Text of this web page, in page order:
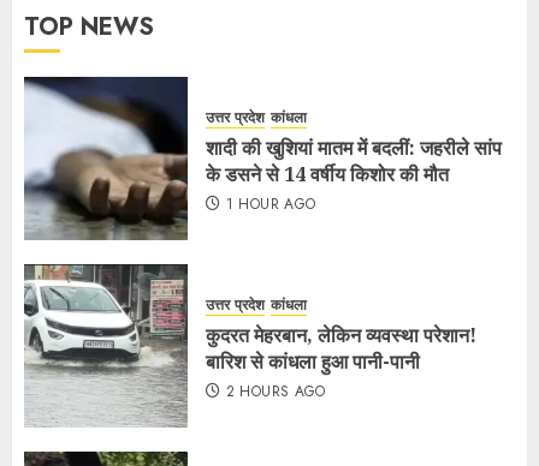
TOP NEWS
उत्तर प्रदेश कांधला
शादी की खुशियां मातम में बदलीं: जहरीले सांप
के डसने से 14 वर्षीय किशोर की मौत
1 HOUR AGO
उत्तर प्रदेश कांधला
कुदरत मेहरबान, लेकिन व्यवस्था परेशान!
बारिश से कांधला हुआ पानी-पानी
2 HOURS AGO